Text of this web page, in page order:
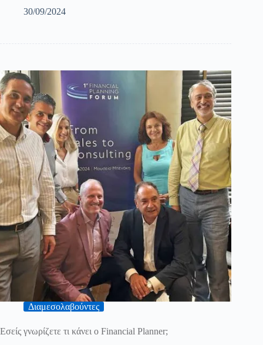
30/09/2024
Διαμεσολαβούντες
Εσείς γνωρίζετε τι κάνει ο Financial Planner;